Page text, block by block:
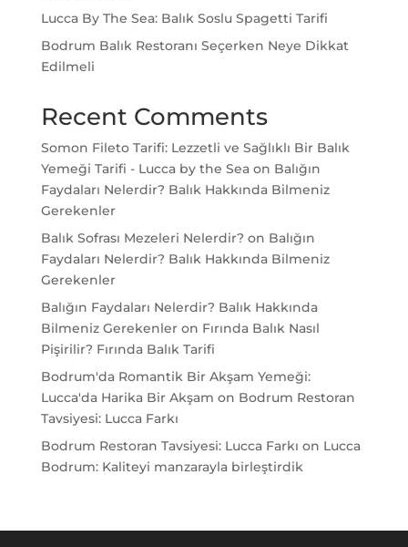
Lucca By The Sea: Balık Soslu Spagetti Tarifi
Bodrum Balık Restoranı Seçerken Neye Dikkat
Edilmeli
Recent Comments
Somon Fileto Tarifi: Lezzetli ve Sağlıklı Bir Balık
Yemeği Tarifi - Lucca by the Seaon Balığın
Faydaları Nelerdir? Balık Hakkında Bilmeniz
Gerekenler
Balık Sofrası Mezeleri Nelerdir? on Balığın
Faydaları Nelerdir? Balık Hakkında Bilmeniz
Gerekenler
Balığın Faydaları Nelerdir? Balık Hakkında
Bilmeniz Gerekenleron Fırında Balık Nasıl
Pişirilir? Fırında Balık Tarifi
Bodrum'da Romantik Bir Akşam Yemeği:
Lucca'da Harika Bir Akşam on Bodrum Restoran
Tavsiyesi: Lucca Farkı
Bodrum Restoran Tavsiyesi: Lucca Farkı on Lucca
Bodrum: Kaliteyi manzarayla birleştirdik